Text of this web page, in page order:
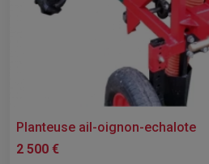
Planteuse ail-oignon-echalote
2 500 €